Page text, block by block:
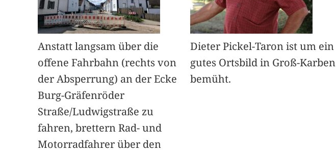
Anstatt langsam über die
offene Fahrbahn (rechts von
der Absperrung) an der Ecke
Burg-Gräfenröder
Straße/Ludwigstraße zu
fahren, brettern Rad- und
Motorradfahrer über den
Dieter Pickel-Taron ist um ein
gutes Ortsbild in Groß-Karben
bemüht.